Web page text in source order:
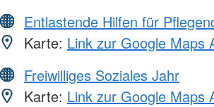
Entlastende Hilfen für
Karte: Link zur Google Maps
Freiwilliges Soziales Jahr
Karte: Link zur Google Maps